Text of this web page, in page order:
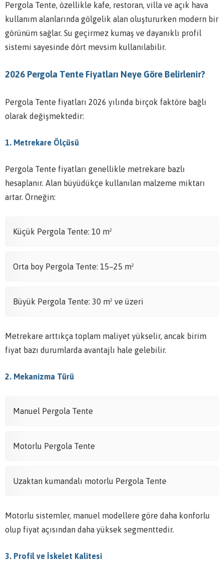
Pergola Tente, özellikle kafe, restoran, villa ve açık hava
kullanım alanlarında gölgelik alan oluştururken modern bir
görünüm sağlar. Su geçirmez kumaş ve dayanıklı profil
sistemi sayesinde dört mevsim kullanılabilir.
2026 Pergola Tente Fiyatları Neye Göre Belirlenir?
Pergola Tente fiyatları 2026 yılında birçok faktöre bağlı
olarak değişmektedir:
1. Metrekare Ölçüsü
Pergola Tente fiyatları genellikle metrekare bazlı
hesaplanır. Alan büyüdükçe kullanılan malzeme miktarı
artar. Örneğin:
Küçük Pergola Tente: 10 m²
Orta boy Pergola Tente: 15–25 m²
Büyük Pergola Tente: 30 m² ve üzeri
Metrekare arttıkça toplam maliyet yükselir, ancak birim
fiyat bazı durumlarda avantajlı hale gelebilir.
2. Mekanizma Türü
Manuel Pergola Tente
Motorlu Pergola Tente
Uzaktan kumandalı motorlu Pergola Tente
Motorlu sistemler, manuel modellere göre daha konforlu
olup fiyat açısından daha yüksek segmenttedir.
3. Profil ve İskelet Kalitesi